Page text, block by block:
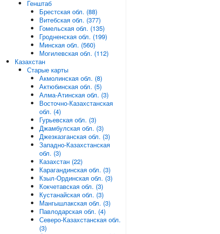
Генштаб
Брестская обл. (88)
Витебская обл. (377)
Гомельская обл. (135)
Гродненская обл. (199)
Минская обл. (560)
Могилевская обл. (112)
Казахстан
Старые карты
Акмолинская обл. (8)
Актюбинская обл. (5)
Алма-Атинская обл. (3)
Восточно-Казахстанская
обл. (4)
Гурьевская обл. (3)
Джамбулская обл. (3)
Джезказганская обл. (3)
Западно-Казахстанская
обл. (3)
Казахстан (22)
Карагандинская обл. (3)
Кзыл-Ординская обл. (3)
Кокчетавская обл. (3)
Кустанайская обл. (3)
Мангышлакская обл. (3)
Павлодарская обл. (4)
Северо-Казахстанская обл.
(3)